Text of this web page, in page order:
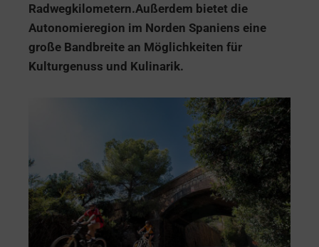
Radwegkilometern.Außerdem bietet die
Autonomieregion im Norden Spaniens eine
große Bandbreite an Möglichkeiten für
Kulturgenuss und Kulinarik.